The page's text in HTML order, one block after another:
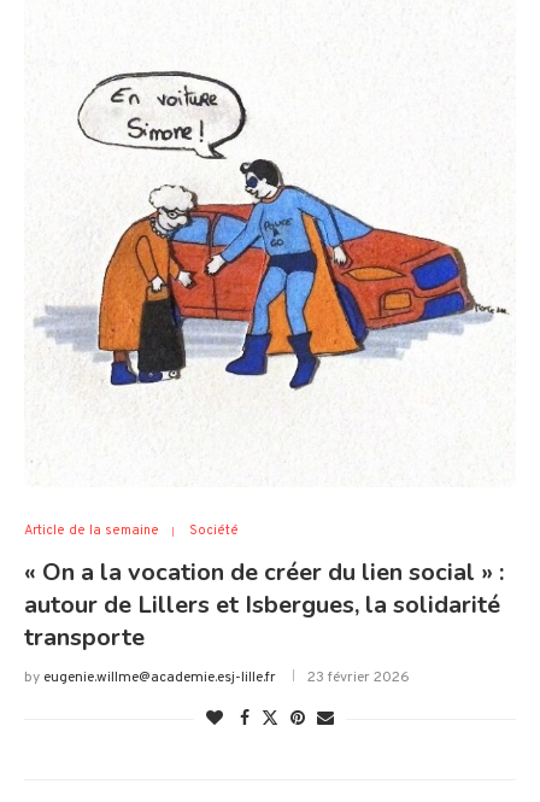
Article de la semaine Société
« On a la vocation de créer du lien social » :
autour de Lillers et Isbergues, la solidarité
transporte
by eugenie.willme@academie.esj-lille.fr 23 février 2026